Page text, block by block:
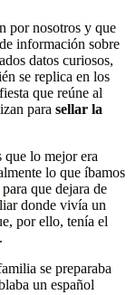
por nosotros y que
información sobre
datos curiosos,
se replica en los
que reúne al
para sellar la
lo mejor era
lo que íbamos
que dejara de
donde vivía un
por ello, tenía el
.
se preparaba
un español